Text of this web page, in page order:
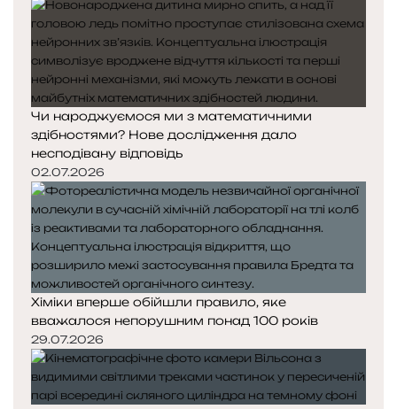
Чи народжуємося ми з математичними
здібностями? Нове дослідження дало
несподівану відповідь
02.07.2026
Хіміки вперше обійшли правило, яке
вважалося непорушним понад 100 років
29.07.2026